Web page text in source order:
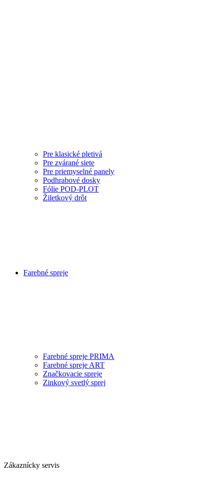
Pre klasické pletivá
Pre zvárané siete
Pre priemyselné panely
Podhrabové dosky
Fólie POD-PLOT
Žiletkový drôt
Farebné spreje
Farebné spreje PRIMA
Farebné spreje ART
Značkovacie spreje
Zinkový svetlý sprej
Zákaznícky servis